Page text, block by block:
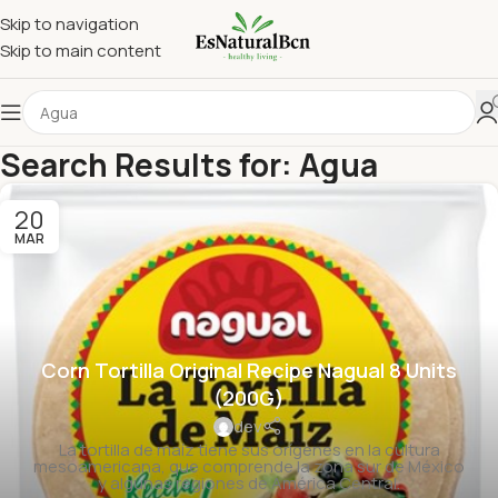
Skip to navigation
Skip to main content
Search Results for: Agua
20
MAR
Corn Tortilla Original Recipe Nagual 8 Units
(200G)
dev
La tortilla de maíz tiene sus orígenes en la cultura
mesoamericana, que comprende la zona sur de México
y algunas regiones de América Central.